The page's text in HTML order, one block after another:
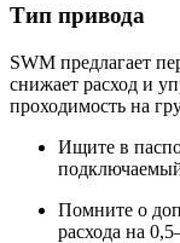
Тип привода
SWM предлагает
снижает расход и
проходимость на
Ищите в
Помните о
расхода на